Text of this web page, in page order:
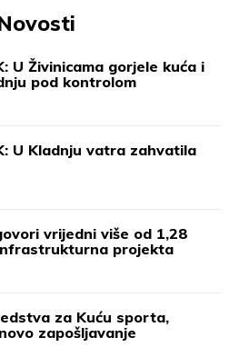
U Živinicama gorjele kuća i
pod kontrolom
U Kladnju vatra zahvatila
vrijedni više od 1,28
projekta
za Kuću sporta,
zapošljavanje